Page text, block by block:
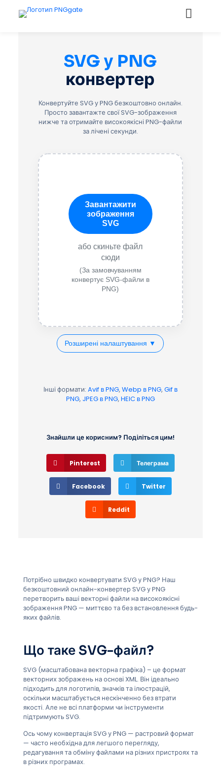
SVG у PNG
конвертер
Конвертуйте SVG у PNG безкоштовно онлайн.
Просто завантажте свої SVG-зображення
нижче та отримайте високоякісні PNG-файли
за лічені секунди.
Завантажити
зображення
SVG
або скиньте файл
сюди
(За замовчуванням
конвертує SVG-файли в
PNG)
Розширені налаштування ▼
Інші формати: Avif в PNG, Webp в PNG, Gif в
PNG, JPEG в PNG, HEIC в PNG
Знайшли це корисним? Поділіться цим!
Pinterest Телеграма
Facebook Twitter
Reddit
Потрібно швидко конвертувати SVG у PNG? Наш
безкоштовний онлайн-конвертер SVG у PNG
перетворить ваші векторні файли на високоякісні
зображення PNG — миттєво та без встановлення будь-
яких файлів.
Що таке SVG-файл?
SVG (масштабована векторна графіка) – це формат
векторних зображень на основі XML. Він ідеально
підходить для логотипів, значків та ілюстрацій,
оскільки масштабується нескінченно без втрати
якості. Але не всі платформи чи інструменти
підтримують SVG.
Ось чому конвертація SVG у PNG — растровий формат
— часто необхідна для легшого перегляду,
редагування та обміну файлами на різних пристроях та
в різних програмах.